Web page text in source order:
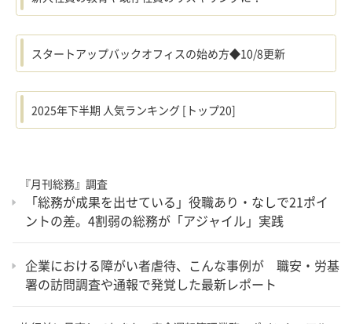
『月刊総務』調査
「総務が成果を出せている」役職あり・なしで21ポイ
ントの差。4割弱の総務が「アジャイル」実践
企業における障がい者虐待、こんな事例が 職安・労基
署の訪問調査や通報で発覚した最新レポート
スタートアップバックオフィスの始め方◆10/8更新
2025年下半期 人気ランキング [トップ20]